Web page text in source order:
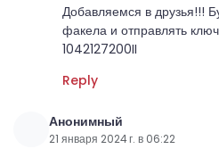
Добавляемся в друзья!!!
факела и отправлять
1042127200II
Reply
Анонимный
21 января 2024 г. в 06:22